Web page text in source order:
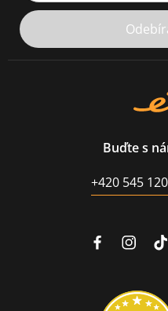
Buďte s
+420 545